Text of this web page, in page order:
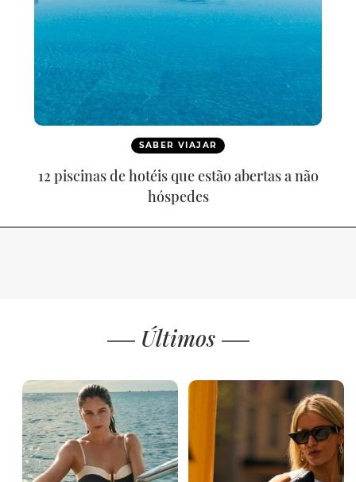
SABER VIAJAR
12 piscinas de hotéis que estão abertas a não
hóspedes
Últimos